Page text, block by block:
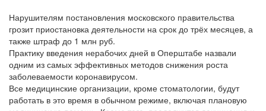
Нарушителям постановления московского правительства
грозит приостановка деятельности на срок до трёх месяцев, а
также штраф до 1 млн руб.
Практику введения нерабочих дней в Оперштабе назвали
одним из самых эффективных методов снижения роста
заболеваемости коронавирусом.
Все медицинские организации, кроме стоматологии, будут
работать в это время в обычном режиме, включая плановую